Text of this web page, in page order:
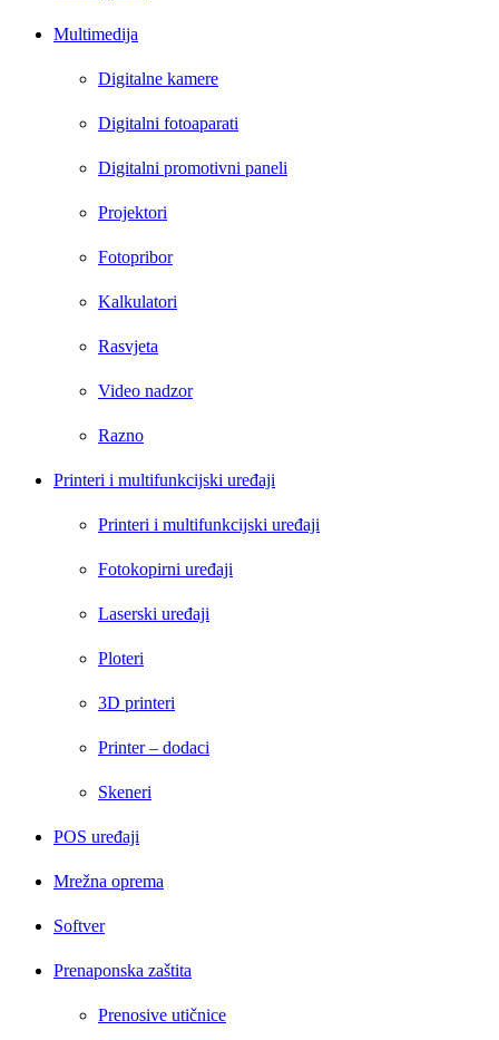
Multimedija
Digitalne kamere
Digitalni fotoaparati
Digitalni promotivni paneli
Projektori
Fotopribor
Kalkulatori
Rasvjeta
Video nadzor
Razno
Printeri i multifunkcijski uređaji
Printeri i multifunkcijski uređaji
Fotokopirni uređaji
Laserski uređaji
Ploteri
3D printeri
Printer – dodaci
Skeneri
POS uređaji
Mrežna oprema
Softver
Prenaponska zaštita
Prenosive utičnice